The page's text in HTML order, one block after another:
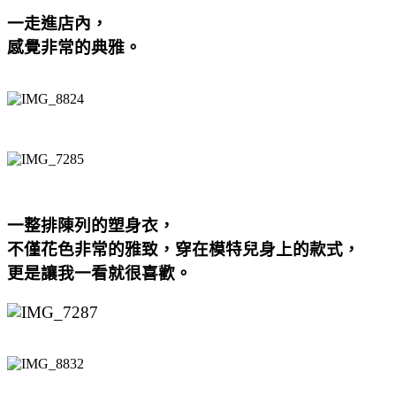
一走進店內，
感覺非常的典雅。
一整排陳列的塑身衣，
不僅花色非常的雅致，穿在模特兒身上的款式，
更是讓我一看就很喜歡。